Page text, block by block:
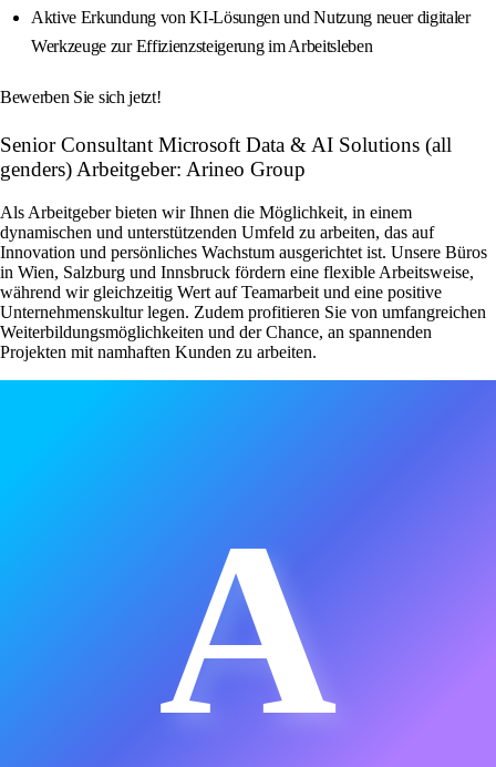
Aktive Erkundung von KI-Lösungen und Nutzung neuer digitaler
Werkzeuge zur Effizienzsteigerung im Arbeitsleben
Bewerben Sie sich jetzt!
Senior Consultant Microsoft Data & AI Solutions (all
genders) Arbeitgeber: Arineo Group
Als Arbeitgeber bieten wir Ihnen die Möglichkeit, in einem
dynamischen und unterstützenden Umfeld zu arbeiten, das auf
Innovation und persönliches Wachstum ausgerichtet ist. Unsere Büros
in Wien, Salzburg und Innsbruck fördern eine flexible Arbeitsweise,
während wir gleichzeitig Wert auf Teamarbeit und eine positive
Unternehmenskultur legen. Zudem profitieren Sie von umfangreichen
Weiterbildungsmöglichkeiten und der Chance, an spannenden
Projekten mit namhaften Kunden zu arbeiten.
A